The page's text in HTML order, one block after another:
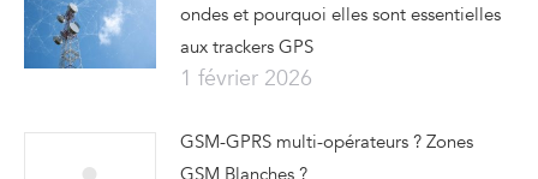
ondes et pourquoi elles sont essentielles
aux trackers GPS
1 février 2026
GSM-GPRS multi-opérateurs ? Zones
GSM Blanches ?